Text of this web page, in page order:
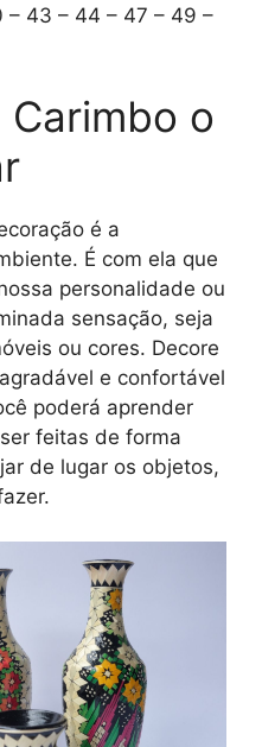
– 43 – 44 – 47 – 49 –
o
é a
É com ela que
personalidade ou
sensação, seja
ou cores. Decore
e confortável
poderá aprender
feitas de forma
de lugar os objetos,